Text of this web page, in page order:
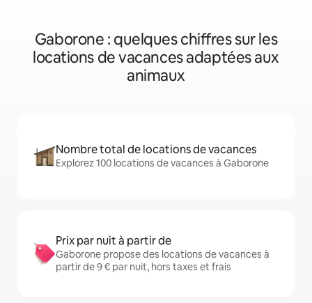
Gaborone : quelques chiffres sur les
locations de vacances adaptées aux
animaux
Nombre total de locations de vacances
Explorez 100 locations de vacances à Gaborone
Prix par nuit à partir de
Gaborone propose des locations de vacances à
partir de 9 € par nuit, hors taxes et frais